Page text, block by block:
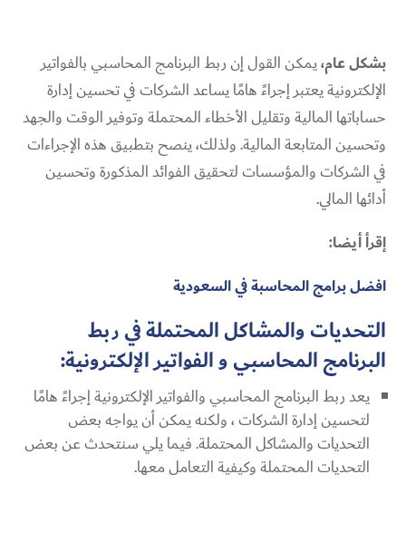
بشكل عام،يمكن القول إن ربط البرنامج المحاسبي بالفواتير
الإلكترونية يعتبر إجراءً هامًا يساعد الشركات في تحسين إدارة
حساباتها المالية وتقليل الأخطاء المحتملة وتوفير الوقت والجهد
وتحسين المتابعة المالية. ولذلك، ينصح بتطبيق هذه الإجراءات
في الشركات والمؤسسات لتحقيق الفوائد المذكورة وتحسين
أدائها المالي.
إقرأ أيضا:
افضل برامج المحاسبة في السعودية
التحديات والمشاكل المحتملة في ربط
البرنامج المحاسبي و الفواتير الإلكترونية:
يعد ربط البرنامج المحاسبي والفواتير الإلكترونية إجراءً هامًا
لتحسين إدارة الشركات ، ولكنه يمكن أن يواجه بعض
التحديات والمشاكل المحتملة. فيما يلي سنتحدث عن بعض
التحديات المحتملة وكيفية التعامل معها.